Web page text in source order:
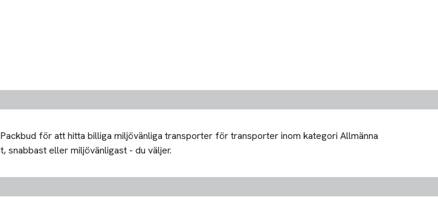
för att hitta billiga miljövänliga transporter för transporter inom kategori Allmänna
eller miljövänligast - du väljer.